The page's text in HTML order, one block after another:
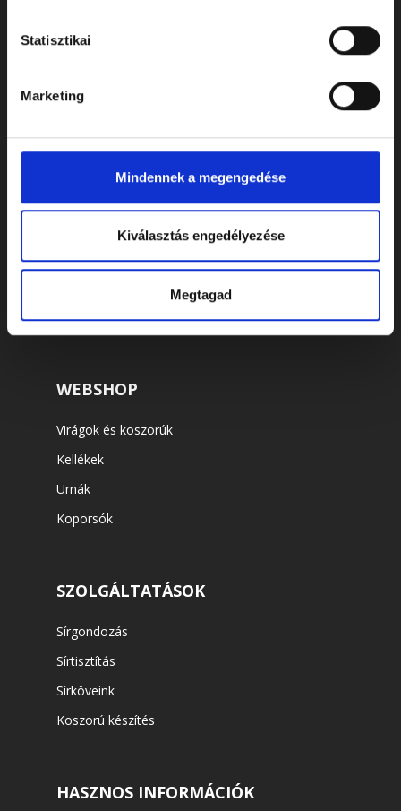
Statisztikai
Marketing
Mindennek a megengedése
Kiválasztás engedélyezése
Megtagad
ELÉRHETŐSÉGEK
Cím: 7622 Pécs, Siklósi út 43.
+36 72 805 440
E-mail:temeto@biokom.hu
WEBSHOP
Virágok és koszorúk
Kellékek
Urnák
Koporsók
SZOLGÁLTATÁSOK
Sírgondozás
Sírtisztítás
Sírköveink
Koszorú készítés
HASZNOS INFORMÁCIÓK